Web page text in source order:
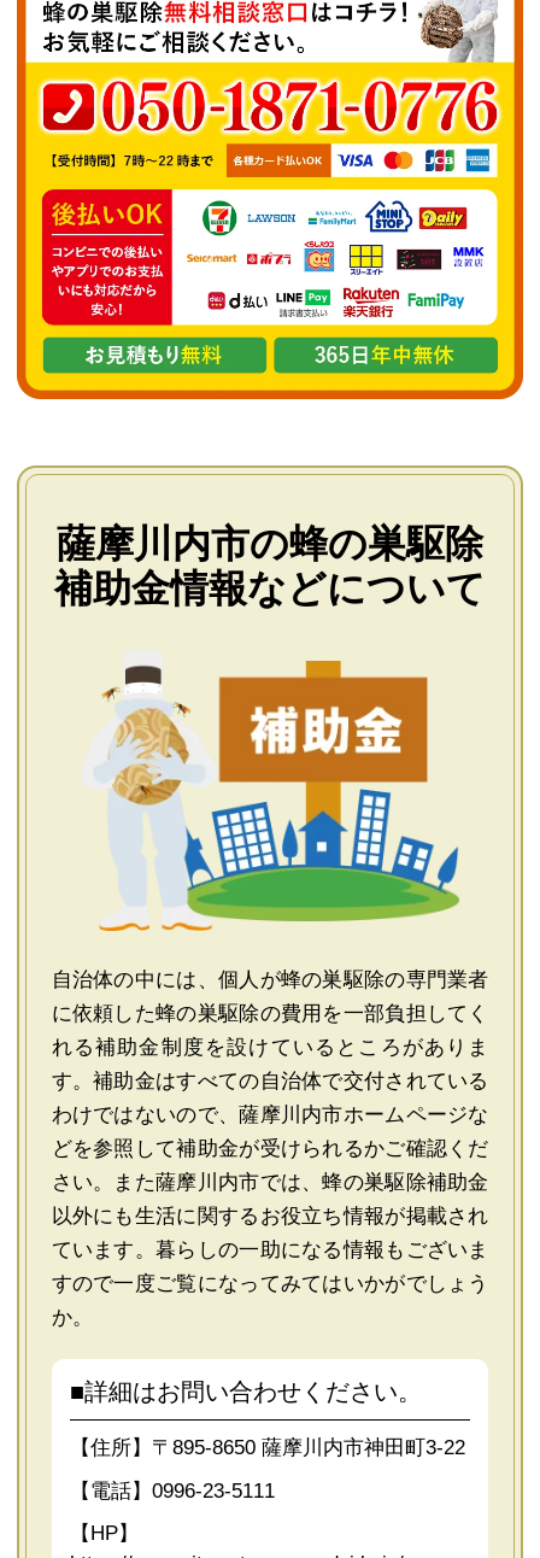
薩摩川内市の蜂の巣駆除
補助金情報などについて
自治体の中には、個人が蜂の巣駆除の専門業者
に依頼した蜂の巣駆除の費用を一部負担してく
れる補助金制度を設けているところがありま
す。補助金はすべての自治体で交付されている
わけではないので、薩摩川内市ホームページな
どを参照して補助金が受けられるかご確認くだ
さい。また薩摩川内市では、蜂の巣駆除補助金
以外にも生活に関するお役立ち情報が掲載され
ています。暮らしの一助になる情報もございま
すので一度ご覧になってみてはいかがでしょう
か。
■詳細はお問い合わせください。
【住所】〒895-8650 薩摩川内市神田町3-22
【電話】0996-23-5111
【HP】